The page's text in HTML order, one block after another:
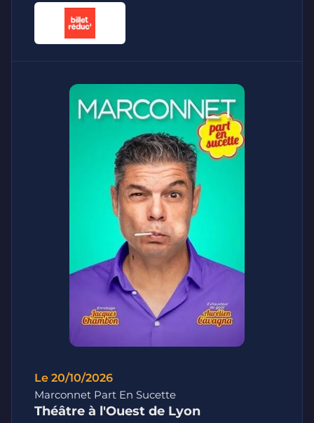
Le 20/10/2026
Marconnet Part En Sucette
Théâtre à l'Ouest de Lyon